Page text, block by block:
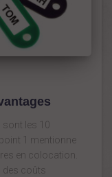
sont les 10
1 mentionne
en colocation.
des coûts